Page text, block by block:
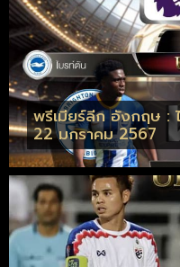
พรีเมียร์ลีก อังกฤษ :
22 มกราคม 2567